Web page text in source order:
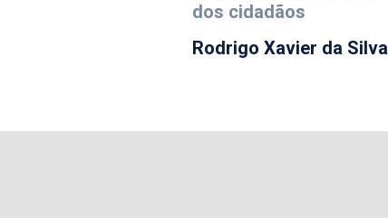
dos cidadãos
Rodrigo Xavier da Silva